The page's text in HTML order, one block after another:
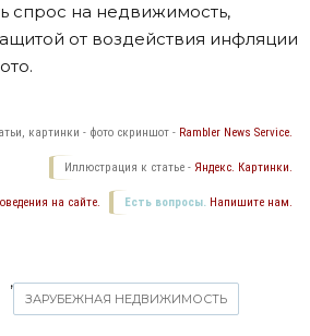
спрос на недвижимость,
от воздействия инфляции
картинки - фото скриншот - Rambler News Service.
Иллюстрация к статье - Яндекс. Картинки.
Есть вопросы. Напишите нам.
на сайте.
,
ЗАРУБЕЖНАЯ НЕДВИЖИМОСТЬ